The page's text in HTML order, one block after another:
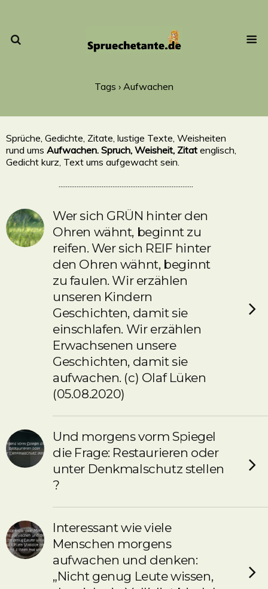
Tags › Aufwachen
Sprüche, Gedichte, Zitate, lustige Texte, Weisheiten
rund ums Aufwachen. Spruch, Weisheit, Zitat englisch,
Gedicht kurz, Text ums aufgewacht sein.
...........................................................................
Wer sich GRÜN hinter den
Ohren wähnt, beginnt zu
reifen. Wer sich REIF hinter
den Ohren wähnt, beginnt
zu faulen. Wir erzählen
unseren Kindern
Geschichten, damit sie
einschlafen. Wir erzählen
Erwachsenen unsere
Geschichten, damit sie
aufwachen. (c) Olaf Lüken
(05.08.2020)
Und morgens vorm Spiegel
die Frage: Restaurieren oder
unter Denkmalschutz stellen
?
Interessant wie viele
Menschen morgens
aufwachen und denken:
„Nicht genug Leute wissen,